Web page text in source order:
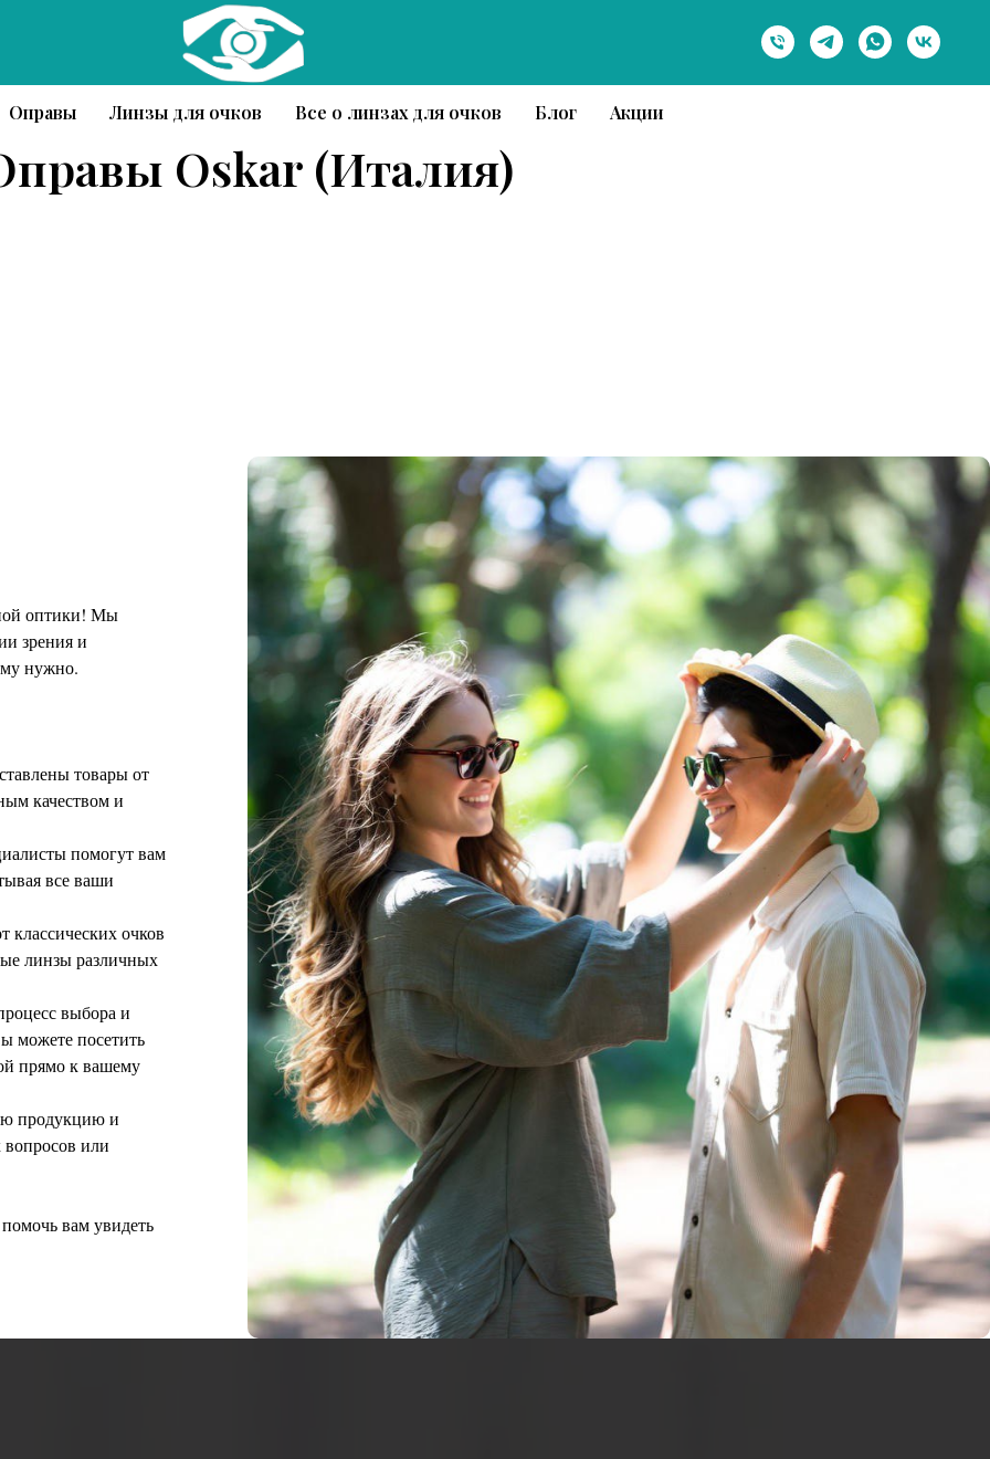
Оправы Линзы для очков Все о линзах для очков Блог Акции
Oskar (Италия)
оптики! Мы
зрения и
нужно.
товары от
качеством и
помогут вам
все ваши
очков
линзы различных
выбора и
можете посетить
прямо к вашему
продукцию и
или
вам увидеть